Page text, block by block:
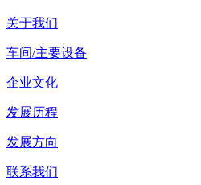
关于我们
车间/主要设备
企业文化
发展历程
发展方向
联系我们